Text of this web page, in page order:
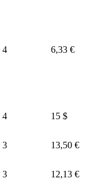
4 6,33 €
4 15 $
3 13,50 €
3 12,13 €